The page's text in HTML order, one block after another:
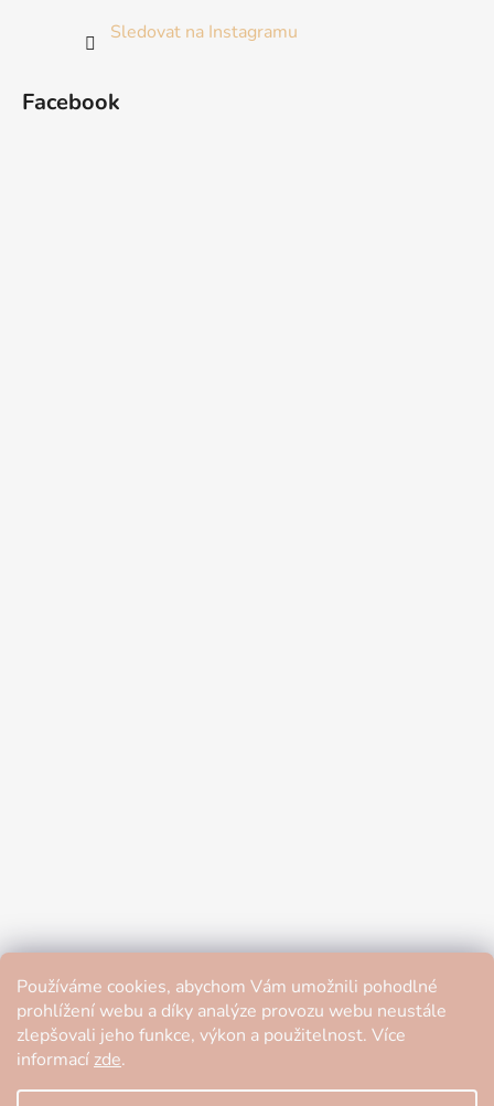
Používáme cookies, abychom Vám umožnili pohodlné
prohlížení webu a díky analýze provozu webu neustále
zlepšovali jeho funkce, výkon a použitelnost. Více
informací zde.
Sledovat na Instagramu
Facebook